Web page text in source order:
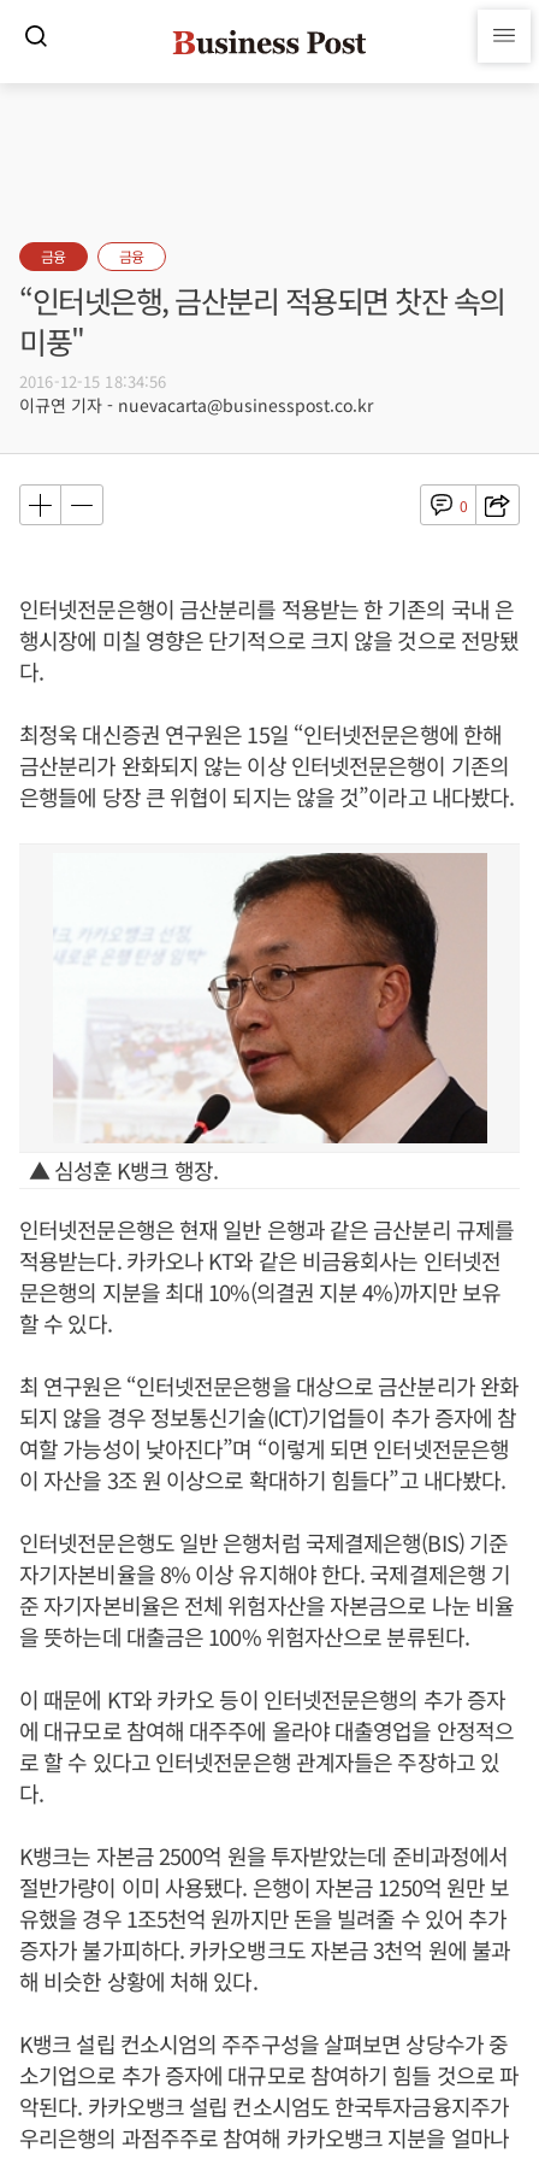
금융 금융
“인터넷은행, 금산분리 적용되면 찻잔 속의
미풍"
2016-12-15 18:34:56
이규연 기자 - nuevacarta@businesspost.co.kr
0
인터넷전문은행이 금산분리를 적용받는 한 기존의 국내 은
행시장에 미칠 영향은 단기적으로 크지 않을 것으로 전망됐
다.
최정욱 대신증권 연구원은 15일 “인터넷전문은행에 한해
금산분리가 완화되지 않는 이상 인터넷전문은행이 기존의
은행들에 당장 큰 위협이 되지는 않을 것”이라고 내다봤다.
▲ 심성훈 K뱅크 행장.
인터넷전문은행은 현재 일반 은행과 같은 금산분리 규제를
적용받는다. 카카오나 KT와 같은 비금융회사는 인터넷전
문은행의 지분을 최대 10%(의결권 지분 4%)까지만 보유
할 수 있다.
최 연구원은 “인터넷전문은행을 대상으로 금산분리가 완화
되지 않을 경우 정보통신기술(ICT)기업들이 추가 증자에 참
여할 가능성이 낮아진다”며 “이렇게 되면 인터넷전문은행
이 자산을 3조 원 이상으로 확대하기 힘들다”고 내다봤다.
인터넷전문은행도 일반 은행처럼 국제결제은행(BIS) 기준
자기자본비율을 8% 이상 유지해야 한다. 국제결제은행 기
준 자기자본비율은 전체 위험자산을 자본금으로 나눈 비율
을 뜻하는데 대출금은 100% 위험자산으로 분류된다.
이 때문에 KT와 카카오 등이 인터넷전문은행의 추가 증자
에 대규모로 참여해 대주주에 올라야 대출영업을 안정적으
로 할 수 있다고 인터넷전문은행 관계자들은 주장하고 있
다.
K뱅크는 자본금 2500억 원을 투자받았는데 준비과정에서
절반가량이 이미 사용됐다. 은행이 자본금 1250억 원만 보
유했을 경우 1조5천억 원까지만 돈을 빌려줄 수 있어 추가
증자가 불가피하다. 카카오뱅크도 자본금 3천억 원에 불과
해 비슷한 상황에 처해 있다.
K뱅크 설립 컨소시엄의 주주구성을 살펴보면 상당수가 중
소기업으로 추가 증자에 대규모로 참여하기 힘들 것으로 파
악된다. 카카오뱅크 설립 컨소시엄도 한국투자금융지주가
우리은행의 과점주주로 참여해 카카오뱅크 지분을 얼마나